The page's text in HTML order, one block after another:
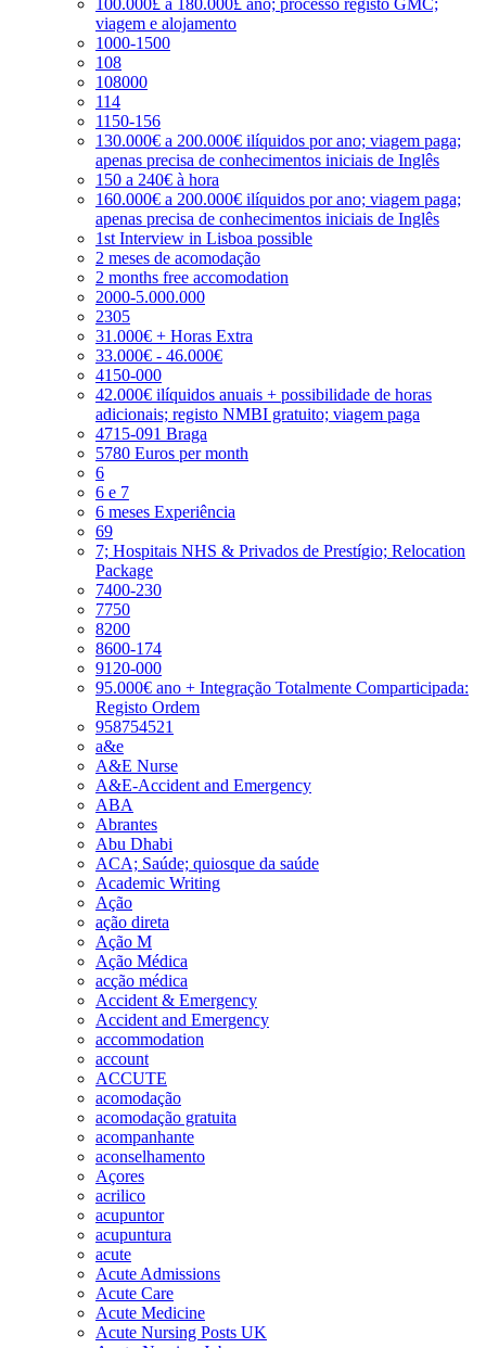
viagem e alojamento
1000-1500
108
108000
114
1150-156
130.000€ a 200.000€ ilíquidos por ano; viagem paga;
apenas precisa de conhecimentos iniciais de Inglês
150 a 240€ à hora
160.000€ a 200.000€ ilíquidos por ano; viagem paga;
apenas precisa de conhecimentos iniciais de Inglês
1st Interview in Lisboa possible
2 meses de acomodação
2 months free accomodation
2000-5.000.000
2305
31.000€ + Horas Extra
33.000€ - 46.000€
4150-000
42.000€ ilíquidos anuais + possibilidade de horas
adicionais; registo NMBI gratuito; viagem paga
4715-091 Braga
5780 Euros per month
6
6 e 7
6 meses Experiência
69
7; Hospitais NHS & Privados de Prestígio; Relocation
Package
7400-230
7750
8200
8600-174
9120-000
95.000€ ano + Integração Totalmente Comparticipada:
Registo Ordem
958754521
a&e
A&E Nurse
A&E-Accident and Emergency
ABA
Abrantes
Abu Dhabi
ACA; Saúde; quiosque da saúde
Academic Writing
Ação
ação direta
Ação M
Ação Médica
acção médica
Accident & Emergency
Accident and Emergency
accommodation
account
ACCUTE
acomodação
acomodação gratuita
acompanhante
aconselhamento
Açores
acrilico
acupuntor
acupuntura
acute
Acute Admissions
Acute Care
Acute Medicine
Acute Nursing Posts UK